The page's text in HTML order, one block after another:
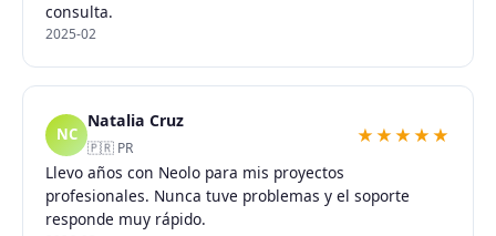
consulta.
2025-02
NC
Natalia Cruz
🇵🇷 PR
★★★★★
Llevo años con Neolo para mis proyectos
profesionales. Nunca tuve problemas y el soporte
responde muy rápido.